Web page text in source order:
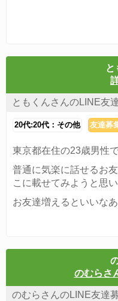
と
ともくんさんのLINE友
20代:20代：その他 友達募
東京都在住の23歳男性で
普通に気楽に話せるお
こに載せてみようと思
お友達増えるといいなあ
のむらさ
のむらさんのLINE友達